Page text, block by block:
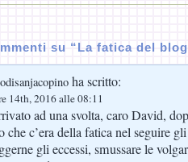
su “La fatica del
ha scritto:
14th, 2016 alle 08:11
ad una svolta, caro David,
che c’era della fatica nel seguire
gli eccessi, smussare le